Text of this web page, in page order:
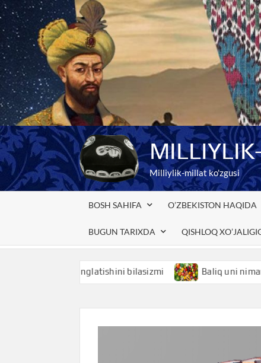
Skip
to
content
Milliylik-millat ko'zgusi
BOSH SAHIFA O’ZBEKISTON HAQIDA
BUGUN TARIXDA QISHLOQ
nimani anglatishini bilasizmi Baliq uni nimani